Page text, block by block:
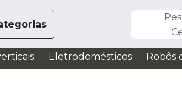
Eletrodomésticos Robôs